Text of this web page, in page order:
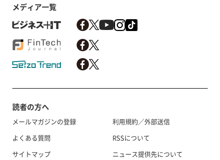
メディア一覧
読者の方へ
メールマガジンの登録
よくある質問
サイトマップ
利用規約／外部送信
RSSについて
ニュース提供先について